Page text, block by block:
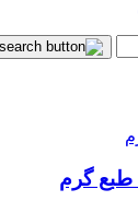
طبع گرم